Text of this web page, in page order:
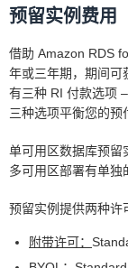
多可用区
预留实例费用
借助 Amazon RDS
年或三年期，期间可
有三种 RI 付款选项
三种选项平衡您的预
单可用区数据库预留
多可用区部署有单独
预留实例提供两种许
附带许可：